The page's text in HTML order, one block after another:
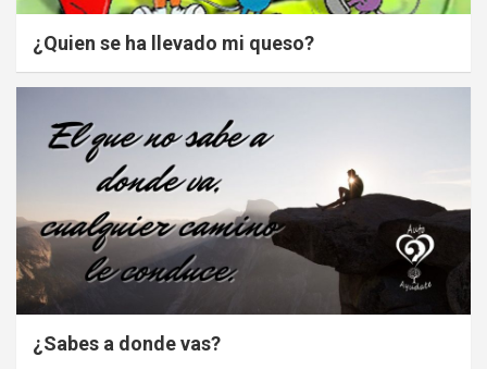
¿Quien se ha llevado mi queso?
¿Sabes a donde vas?